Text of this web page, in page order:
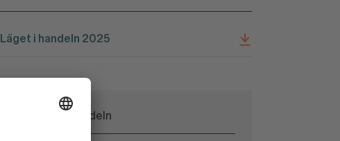
Läget i handeln 2025
Läget i handeln